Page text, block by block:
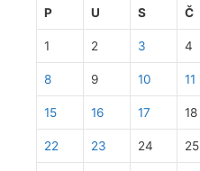
P U S Č
1 2 3 4
8 9 10 11
15 16 17 18
22 23 24 25